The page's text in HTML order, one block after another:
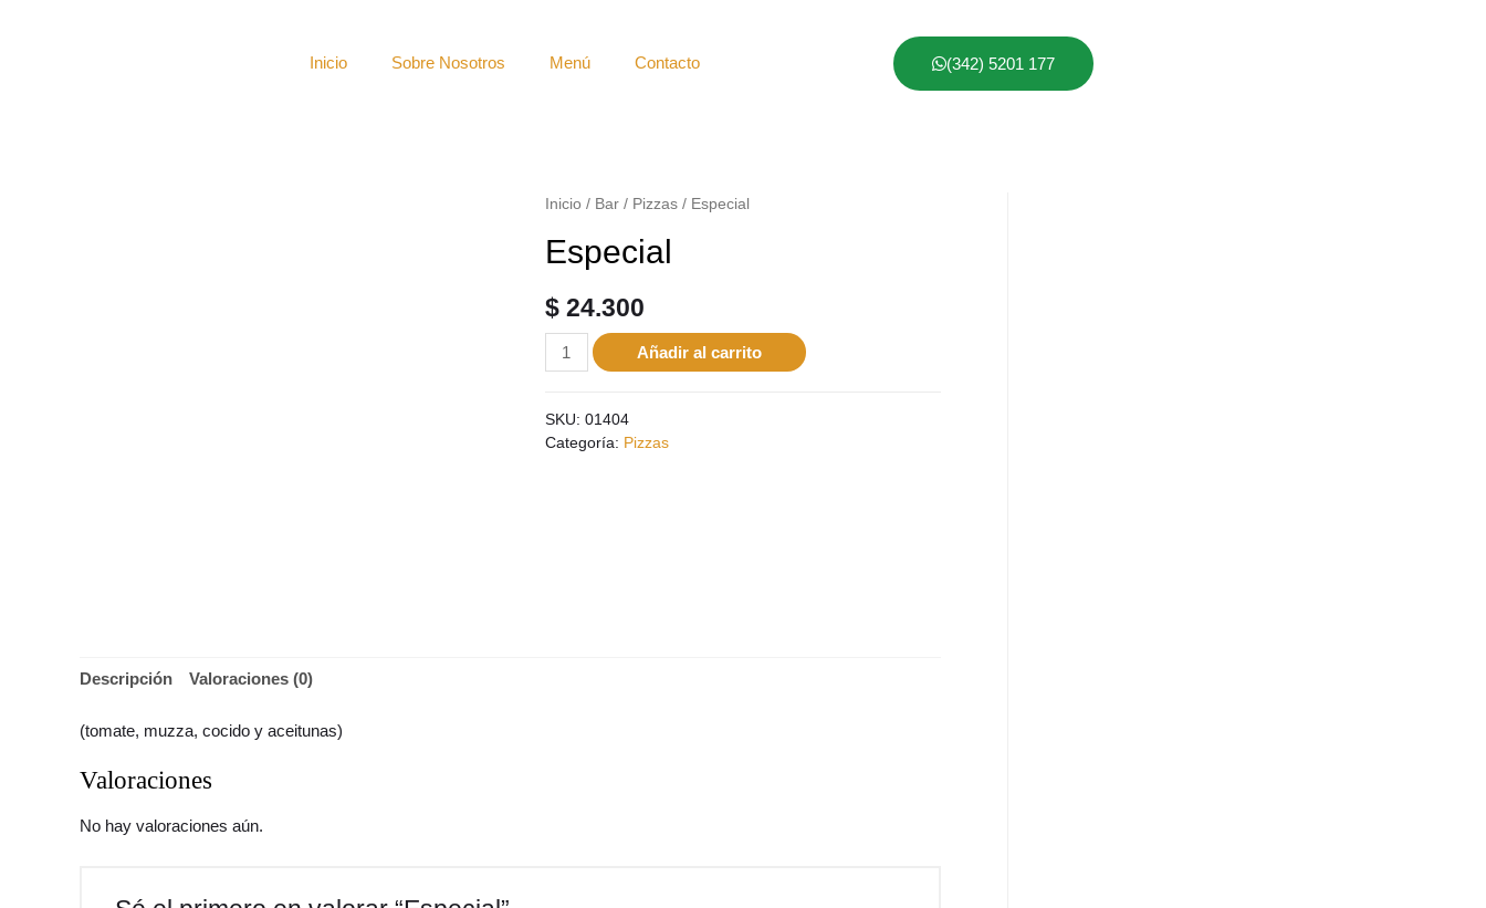
Inicio Sobre Nosotros Menú Contacto (342) 5201 177
Inicio / Bar/ Pizzas/ Especial
Especial
$24.300
Añadir al carrito
SKU: 01404
Categoría: Pizzas
Descripción Valoraciones (0)
(tomate, muzza, cocido y aceitunas)
Valoraciones
No hay valoraciones aún.